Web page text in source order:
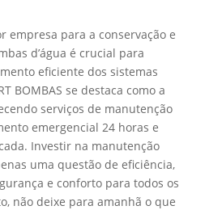
empresa para a conservação e
d’água é crucial para
eficiente dos sistemas
BOMBAS se destaca como a
serviços de manutenção
emergencial 24 horas e
Investir na manutenção
uma questão de eficiência,
e conforto para todos os
não deixe para amanhã o que